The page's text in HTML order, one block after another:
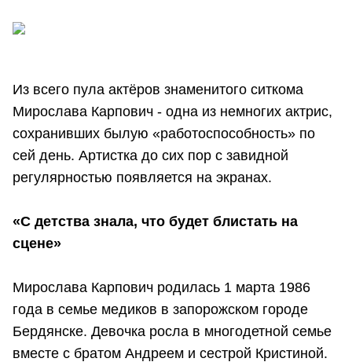
Из всего пула актёров знаменитого ситкома
Мирослава Карпович - одна из немногих актрис,
сохранивших былую «работоспособность» по
сей день. Артистка до сих пор с завидной
регулярностью появляется на экранах.
«С детства знала, что будет блистать на
сцене»
Мирослава Карпович родилась 1 марта 1986
года в семье медиков в запорожском городе
Бердянске. Девочка росла в многодетной семье
вместе с братом Андреем и сестрой Кристиной.